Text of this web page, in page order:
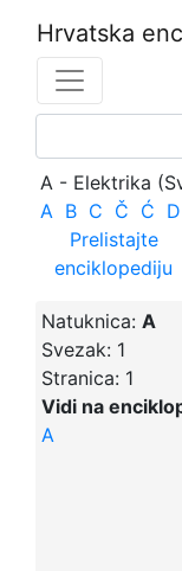
Hrvatska
A - Elektrika
A B C Č Ć D
Prelistajte
enciklopediju
Natuknica: A
Svezak: 1
Stranica: 1
Vidi na
A